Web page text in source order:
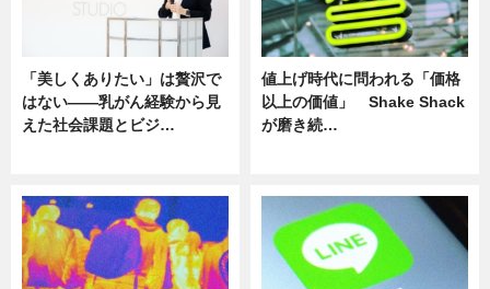
「美しくありたい」は贅沢で
はない――乳がん経験から見
えた社会課題とビジ…
値上げ時代に問われる「価格
以上の価値」 Shake Shack
が磨き続…